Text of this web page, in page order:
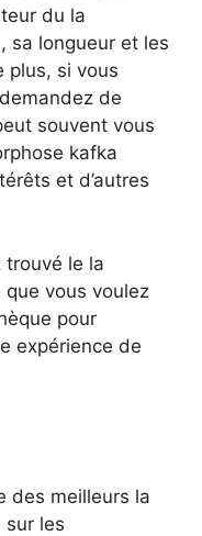
du la
sa longueur et les
plus, si vous
de
souvent vous
kafka
et d’autres
trouvé le la
vous voulez
pour
expérience de
des meilleurs la
sur les